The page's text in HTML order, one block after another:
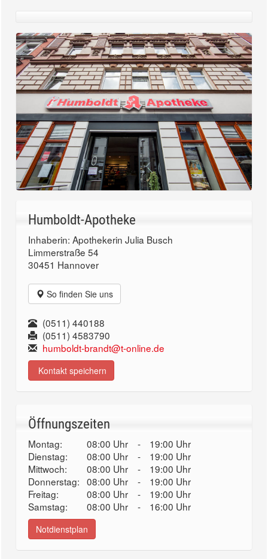
Humboldt-Apotheke
Inhaberin: Apothekerin Julia Busch
Limmerstraße 54
30451 Hannover
So finden Sie uns
(0511) 440188
(0511) 4583790
humboldt-brandt@t-online.de
Kontakt speichern
Öffnungszeiten
Montag: 08:00 Uhr -
19:00 Uhr
Dienstag:
08:00 Uhr -
19:00 Uhr
Mittwoch:
08:00 Uhr -
19:00 Uhr
Donnerstag: 08:00 Uhr -
19:00 Uhr
Freitag:
08:00 Uhr -
19:00 Uhr
Samstag:
08:00 Uhr - 16:00 Uhr
Notdienstplan